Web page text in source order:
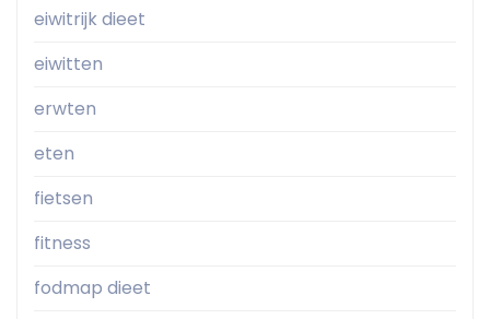
eiwitrijk dieet
eiwitten
erwten
eten
fietsen
fitness
fodmap dieet